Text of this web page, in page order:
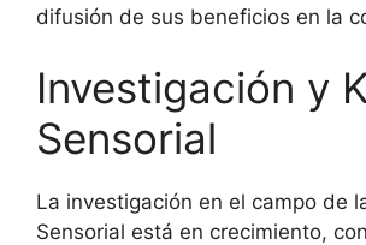
difusión de sus beneficios en la
Investigación y
Sensorial
La investigación en el campo de
Sensorial está en crecimiento,